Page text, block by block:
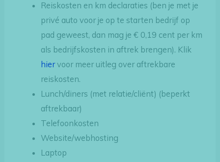
Reiskosten en km declaraties (ben je met je
privé auto voor je op te starten bedrijf op
pad geweest, dan mag je € 0,19 cent per km
als bedrijfskosten in aftrek brengen). Klik
hiervoor meer uitleg over aftrekbare
reiskosten.
Lunch/diners (met relatie/cliënt) (beperkt
aftrekbaar)
Telefoonkosten
Website/webhosting
Laptop